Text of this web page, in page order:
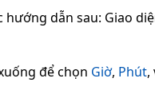
dẫn sau: Giao
để chọn Giờ, Phút,